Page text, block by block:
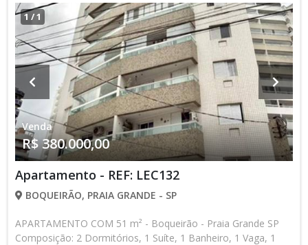
1 /1
Venda
R$ 380.000,00
Apartamento - REF: LEC132
BOQUEIRÃO, PRAIA GRANDE - SP
APARTAMENTO COM 51 m² - Boqueirão - Praia Grande SP
Composição: 2 Dormitórios, 1 Suíte, 1 Banheiro, 1 Vaga, 1